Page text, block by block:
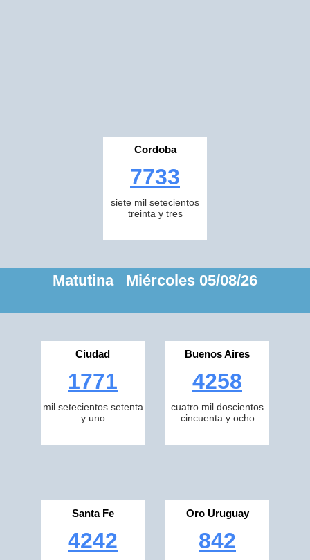
Cordoba
7733
siete mil setecientos
treinta y tres
Matutina Miércoles 05/08/26
Ciudad
1771
mil setecientos setenta
y uno
Buenos Aires
4258
cuatro mil doscientos
cincuenta y ocho
Santa Fe
4242
Oro Uruguay
842